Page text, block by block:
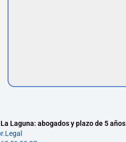
Laguna: abogados y plazo de 5 años